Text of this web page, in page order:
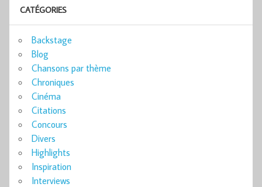
CATÉGORIES
Backstage
Blog
Chansons par thème
Chroniques
Cinéma
Citations
Concours
Divers
Highlights
Inspiration
Interviews